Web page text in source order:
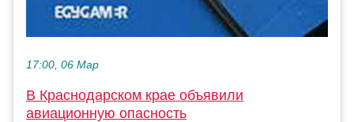
17:00, 06 Мар
В Краснодарском крае объявили
авиационную опасность